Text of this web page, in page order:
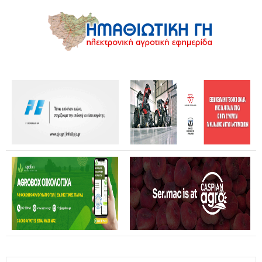
Θανάσης Καββαδάς: Θωρακίζεται όλη η χώρα απέναντι